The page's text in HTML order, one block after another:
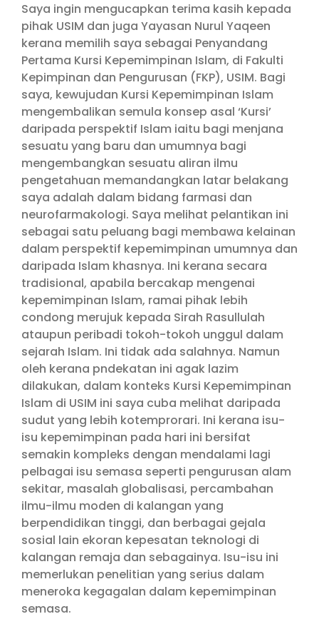
Saya ingin mengucapkan terima kasih kepada
pihak USIM dan juga Yayasan Nurul Yaqeen
kerana memilih saya sebagai Penyandang
Pertama Kursi Kepemimpinan Islam, di Fakulti
Kepimpinan dan Pengurusan (FKP), USIM. Bagi
saya, kewujudan Kursi Kepemimpinan Islam
mengembalikan semula konsep asal ‘Kursi’
daripada perspektif Islam iaitu bagi menjana
sesuatu yang baru dan umumnya bagi
mengembangkan sesuatu aliran ilmu
pengetahuan memandangkan latar belakang
saya adalah dalam bidang farmasi dan
neurofarmakologi. Saya melihat pelantikan ini
sebagai satu peluang bagi membawa kelainan
dalam perspektif kepemimpinan umumnya dan
daripada Islam khasnya. Ini kerana secara
tradisional, apabila bercakap mengenai
kepemimpinan Islam, ramai pihak lebih
condong merujuk kepada Sirah Rasullulah
ataupun peribadi tokoh-tokoh unggul dalam
sejarah Islam. Ini tidak ada salahnya. Namun
oleh kerana pndekatan ini agak lazim
dilakukan, dalam konteks Kursi Kepemimpinan
Islam di USIM ini saya cuba melihat daripada
sudut yang lebih kotemprorari. Ini kerana isu-
isu kepemimpinan pada hari ini bersifat
semakin kompleks dengan mendalami lagi
pelbagai isu semasa seperti pengurusan alam
sekitar, masalah globalisasi, percambahan
ilmu-ilmu moden di kalangan yang
berpendidikan tinggi, dan berbagai gejala
sosial lain ekoran kepesatan teknologi di
kalangan remaja dan sebagainya. Isu-isu ini
memerlukan penelitian yang serius dalam
meneroka kegagalan dalam kepemimpinan
semasa.